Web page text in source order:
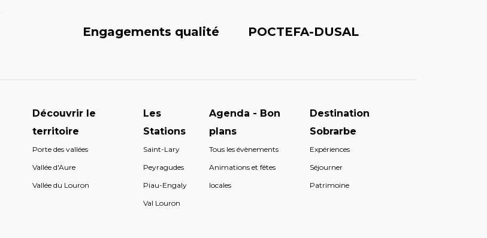
Engagements qualité POCTEFA-DUSAL
Découvrir le
territoire
Porte des vallées
Vallée d'Aure
Vallée du Louron
Les
Stations
Saint-Lary
Peyragudes
Piau-Engaly
Val Louron
Agenda - Bon
plans
Tous les évènements
Animations et fêtes
locales
Destination
Sobrarbe
Expériences
Séjourner
Patrimoine